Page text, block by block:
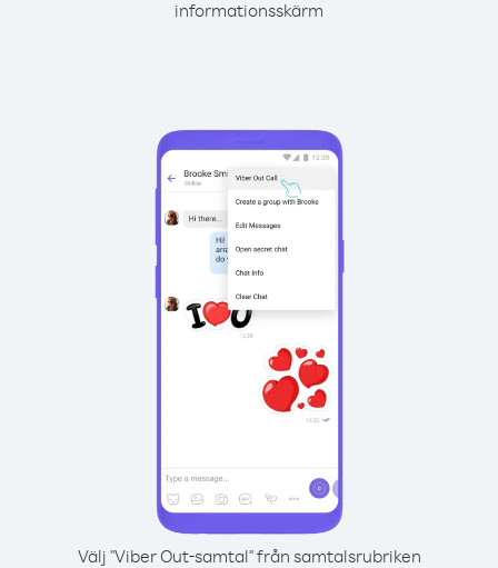
informationsskärm
Välj "Viber Out-samtal" från samtalsrubriken